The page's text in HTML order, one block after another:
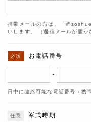
携帯メールの方は、「
いします。 （返信メールが届か
お電話番号
-
日中に連絡可能な電話番号（携
挙式時期